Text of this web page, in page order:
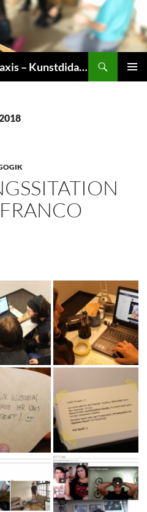
Zwischen Theorie und Praxis – Kunstdidaktik an der TU Dresden